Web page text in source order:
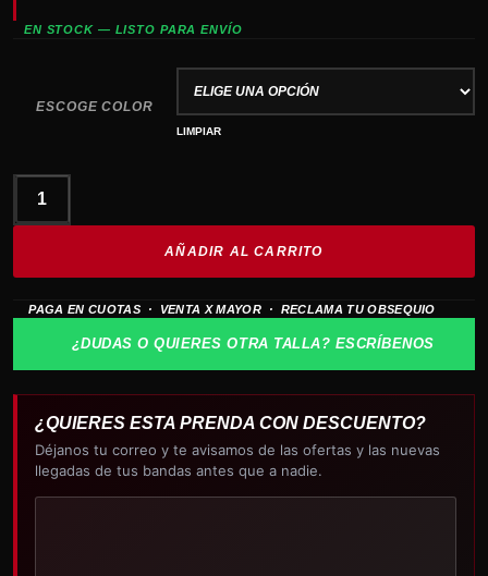
EN STOCK — LISTO PARA ENVÍO
ESCOGE COLOR
LIMPIAR
Gorra
DAVIDSON
cantidad
AÑADIR AL CARRITO
PAGA EN CUOTAS · VENTA X MAYOR · RECLAMA TU OBSEQUIO
¿DUDAS O QUIERES OTRA TALLA? ESCRÍBENOS
¿QUIERES ESTA PRENDA CON DESCUENTO?
Déjanos tu correo y te avisamos de las ofertas y las nuevas
llegadas de tus bandas antes que a nadie.